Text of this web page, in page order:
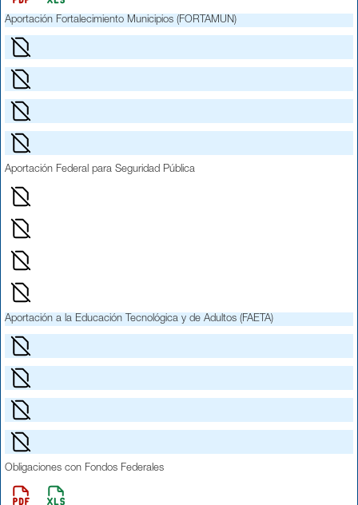
Aportación Fortalecimiento Municipios (FORTAMUN)
Aportación Federal para Seguridad Pública
Aportación a la Educación Tecnológica y de Adultos (FAETA)
Obligaciones con Fondos Federales